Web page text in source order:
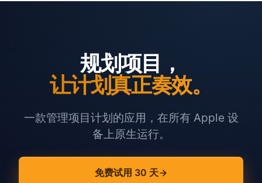
规划项目，
让计划真正奏效。
一款管理项目计划的应用，在所有 Apple 设
备上原生运行。
免费试用 30 天